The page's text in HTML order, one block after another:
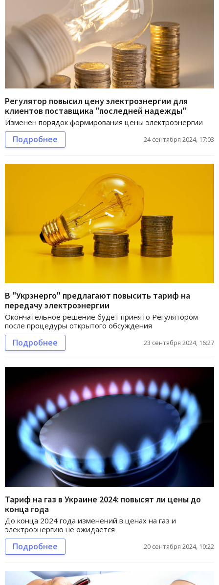
Регулятор повысил цену электроэнергии для
клиентов поставщика "последней надежды"
Изменен порядок формирования цены электроэнергии
Подробнее 24 сентября 2024, 17:03
В "Укрэнерго" предлагают повысить тариф на
передачу электроэнергии
Окончательное решение будет принято Регулятором
после процедуры открытого обсуждения
Подробнее 23 сентября 2024, 16:27
Тариф на газ в Украине 2024: повысят ли цены до
конца года
До конца 2024 года изменений в ценах на газ и
электроэнергию не ожидается
Подробнее 20 сентября 2024, 10:22